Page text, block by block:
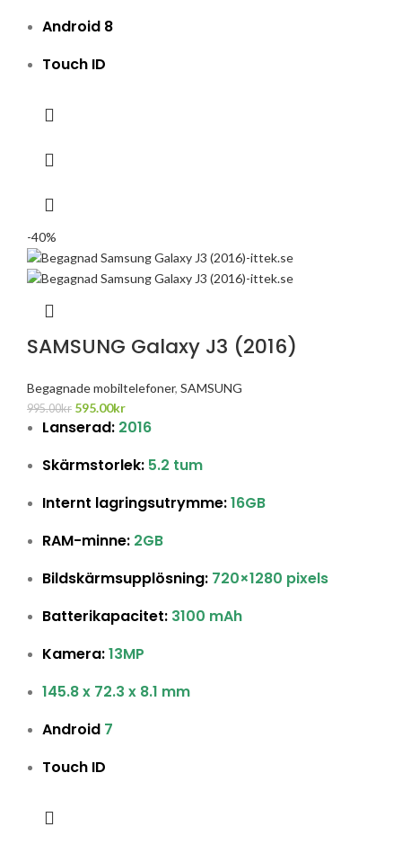
Android 8
Touch ID
-40%
SAMSUNG Galaxy J3 (2016)
Begagnade mobiltelefoner, SAMSUNG
995.00kr 595.00kr
Lanserad: 2016
Skärmstorlek: 5.2 tum
Internt lagringsutrymme:16GB
RAM-minne: 2GB
Bildskärmsupplösning: 720×1280 pixels
Batterikapacitet: 3100 mAh
Kamera:13MP
145.8 x 72.3 x 8.1 mm
Android 7
Touch ID